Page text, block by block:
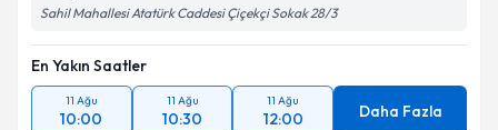
Sahil Mahallesi Atatürk Caddesi Çiçekçi Sokak 28/3
En Yakın Saatler
11 Ağu
10:00
11 Ağu
10:30
11 Ağu
12:00 Daha Fazla